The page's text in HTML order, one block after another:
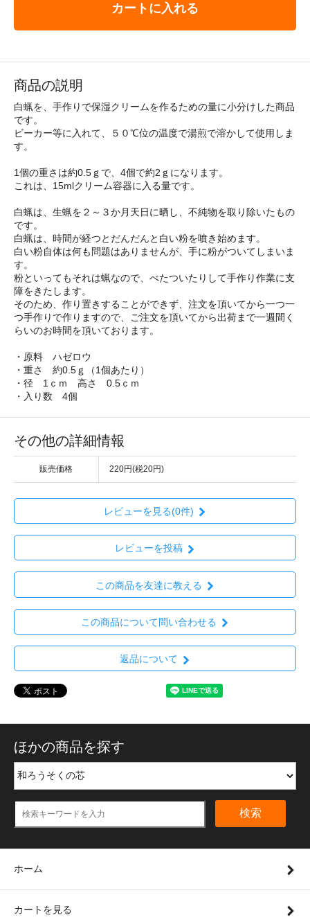
カートに入れる
商品の説明
白蝋を、手作りで保湿クリームを作るための量に小分けした商品
です。
ビーカー等に入れて、５０℃位の温度で湯煎で溶かして使用しま
す。
1個の重さは約0.5ｇで、4個で約2ｇになります。
これは、15mlクリーム容器に入る量です。
白蝋は、生蝋を２～３か月天日に晒し、不純物を取り除いたもの
です。
白蝋は、時間が経つとだんだんと白い粉を噴き始めます。
白い粉自体は何も問題はありませんが、手に粉がついてしまいま
す。
粉といってもそれは蝋なので、べたついたりして手作り作業に支
障をきたします。
そのため、作り置きすることができず、注文を頂いてから一つ一
つ手作りで作りますので、ご注文を頂いてから出荷まで一週間く
らいのお時間を頂いております。
・原料 ハゼロウ
・重さ 約0.5ｇ（1個あたり）
・径 1ｃｍ 高さ 0.5ｃｍ
・入り数 4個
その他の詳細情報
販売価格 220円(税20円)
レビューを見る(0件)
レビューを投稿
この商品を友達に教える
この商品について問い合わせる
返品について
ほかの商品を探す
検索
ホーム
カートを見る